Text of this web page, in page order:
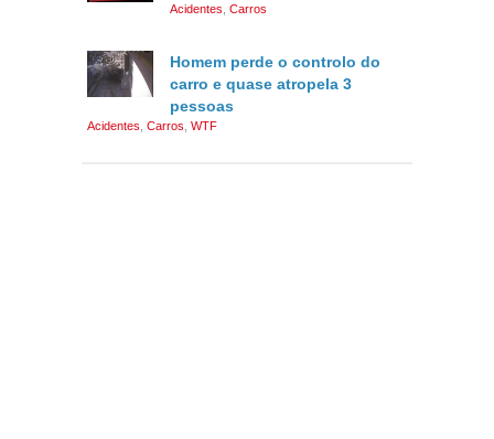
Acidentes Carros
Homem perde o controlo do
carro e quase atropela 3
pessoas
Acidentes Carros WTF